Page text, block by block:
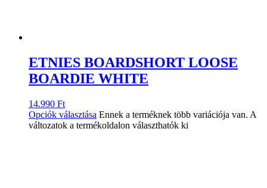
ETNIES BOARDSHORT LOOSE
BOARDIE WHITE
14.990 Ft
Opciók választása Ennek a terméknek több variációja van. A
változatok a termékoldalon választhatók ki